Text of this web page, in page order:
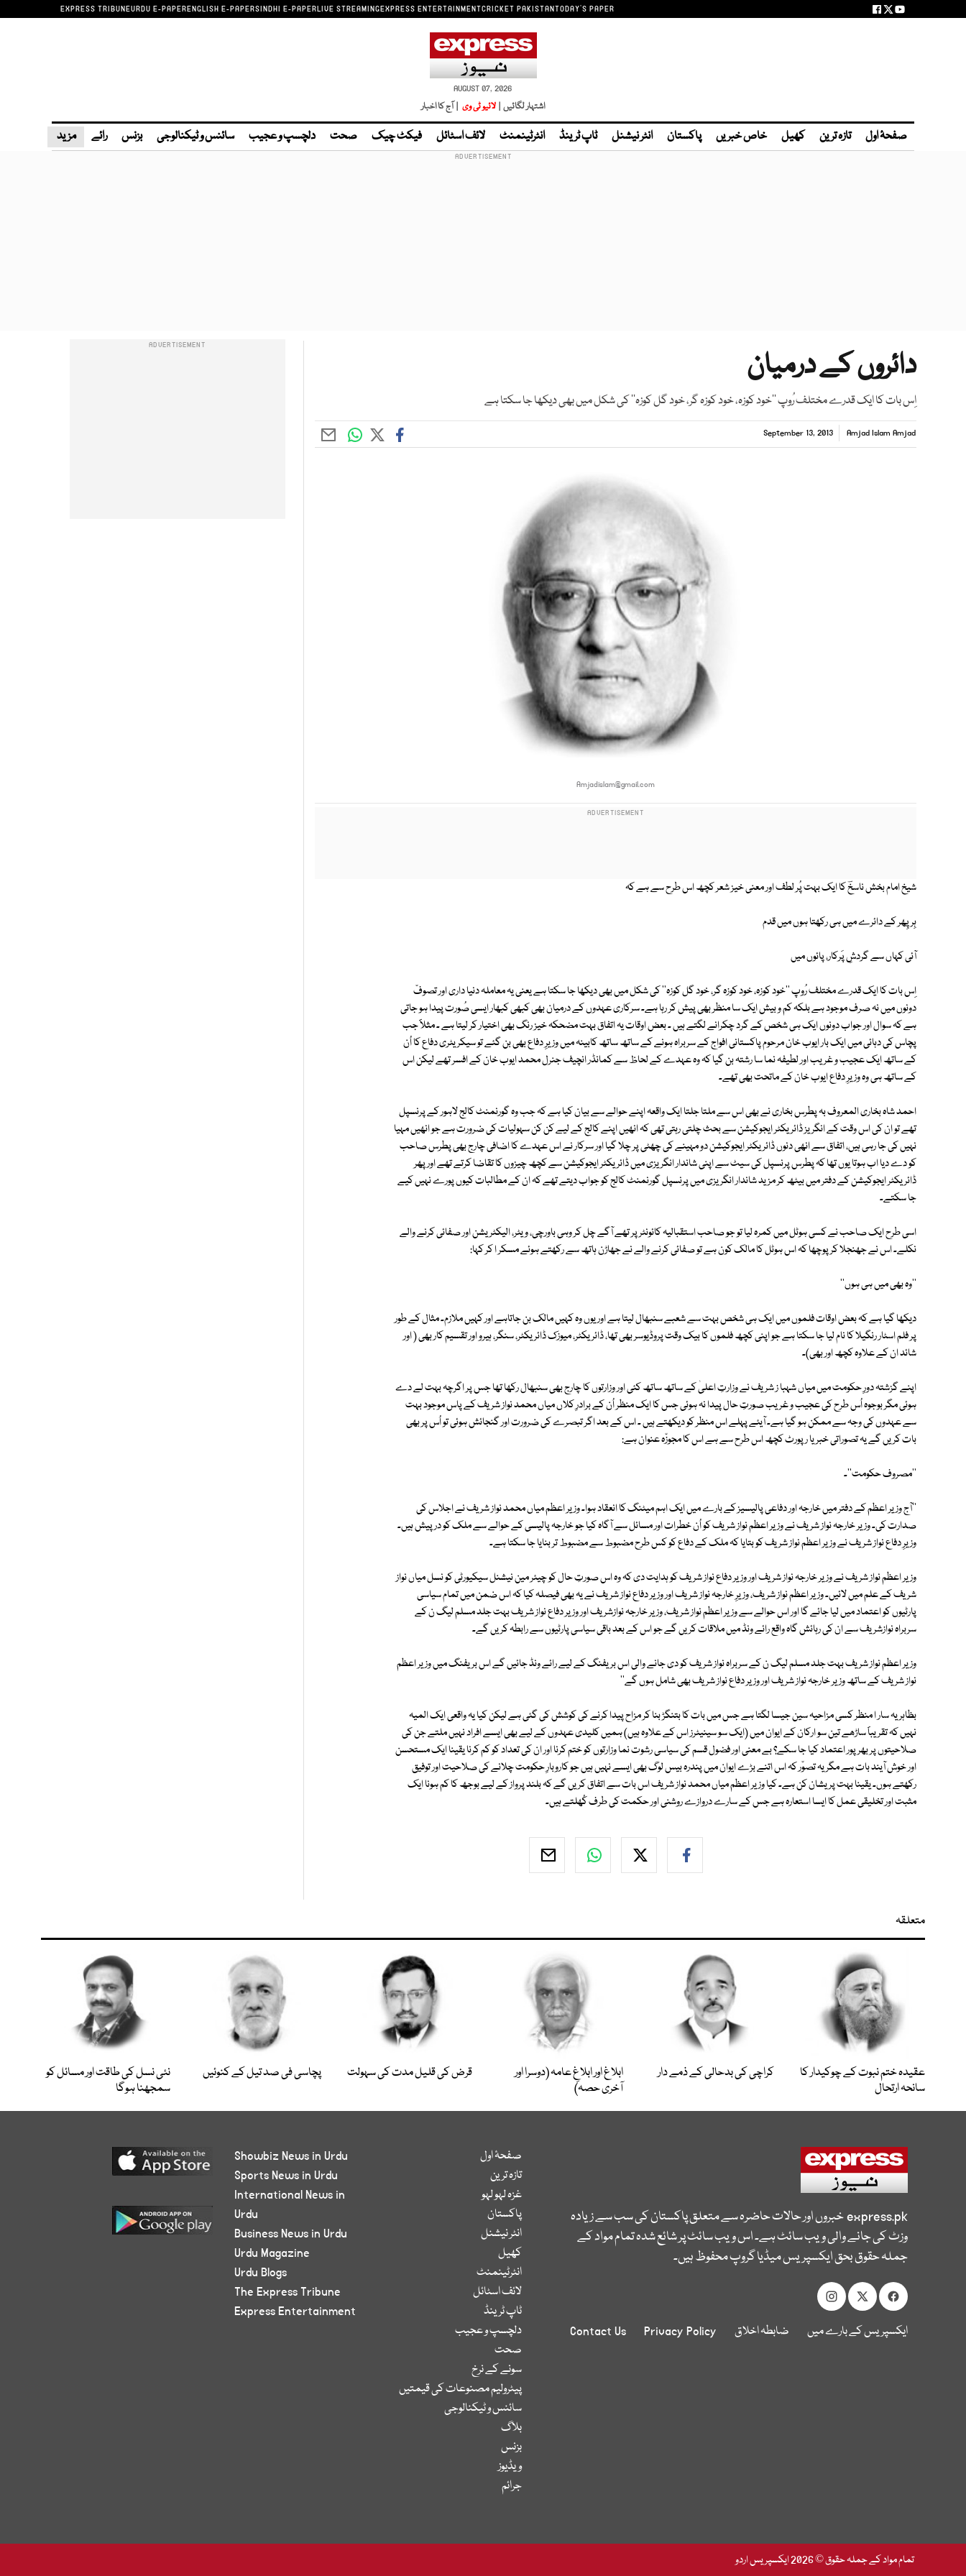
EXPRESS TRIBUNEURDU E-PAPERENGLISH E-PAPERSINDHI E-PAPERLIVE STREAMINGEXPRESS ENTERTAINMENTCRICKET PAKISTANTODAY'S PAPER
AUGUST 07, 2026
اشتہار لگائیں | لائیو ٹی وی | آج کا اخبار
صفحۂ اول تازہ ترین کھیل خاص خبریں پاکستان انٹر نیشنل ٹاپ ٹرینڈ انٹرٹینمنٹ لائف اسٹائل فیکٹ چیک صحت دلچسپ و عجیب سائنس و ٹیکنالوجی بزنس رائے مزید
دائروں کے درمیان
اِس بات کا ایک قدرے مختلف رُوپ ’’خود کوزہ، خود کوزہ گر، خود گل کوزہ‘‘ کی شکل میں بھی دیکھا جا سکتا ہے
Amjad Islam Amjad
September 13, 2013
Amjadislam@gmail.com
شیخ امام بخش ناسخؔ کا ایک بہت پُر لطف اور معنی خیز شعر کچھ اس طرح سے ہے کہ
ہِر پِھر کے دائرے میں ہی رکھتا ہوں میں قدم
آئی کہاں سے گردشِ پَرکار، پائوں میں
اِس بات کا ایک قدرے مختلف رُوپ ''خود کوزہ، خود کوزہ گر، خود گل کوزہ'' کی شکل میں بھی دیکھا جا سکتا ہے یعنی یہ معاملہ دنیا داری اور تصوفّ
دونوں میں نہ صرف موجود ہے بلکہ کم و بیش ایک سا منظر بھی پیش کر رہا ہے۔ سرکاری عہدوں کے درمیان بھی کبھی کبھار ایسی صُورت پیدا ہو جاتی
ہے کہ سوال اور جواب دونوں ایک ہی شخص کے گرد چکرانے لگتے ہیں ۔ بعض اوقات یہ اتفاق بہت مضحکہ خیز رنگ بھی اختیار کر لیتا ہے ۔ مثلاََ جب
پچاس کی دہائی میں ایک بار ایوب خان مرحوم پاکستانی افواج کے سربراہ ہونے کے ساتھ ساتھ کابینہ میں وزیرِ دفاع بھی بن گئے تو سیکریٹری دفاع کا اُن
کے ساتھ ایک عجیب و غریب اور لطیفہ نما سا رشتہ بن گیا کہ وہ عہدے کے لحاظ سے کمانڈر انچیف جنرل محمد ایوب خان کے افسر تھے لیکن اس
کے ساتھ ہی وہ وزیرِ دفاع ایوب خان کے ماتحت بھی تھے۔
احمد شاہ بخاری المعروف بہ پطرس بخاری نے بھی اس سے ملتا جلتا ایک واقعہ اپنے حوالے سے بیان کیا ہے کہ جب وہ گورنمنٹ کالج لاہور کے پرنسپل
تھے تو ان کی اس وقت کے انگریز ڈائریکٹر ایجوکیشن سے بحث چلتی رہتی تھی کہ انھیں اپنے کالج کے لیے کن کن سہولیات کی ضرورت ہے جو انھیں مہیا
نہیں کی جا رہی ہیں، اتفاق سے انھی دنوں ڈائریکٹر ایجوکیشن دو مہینے کی چھٹی پر چلا گیا اور سرکار نے اس عہدے کا اضافی چارج بھی پطرس صاحب
کو دے دیا اب ہوتا یوں تھا کہ پطرس پرنسپل کی سیٹ سے اپنی شاندار انگریزی میں ڈائریکٹر ایجوکیشن سے کچھ چیزوں کا تقاضا کرتے تھے اور پھر
ڈائریکٹر ایجوکیشن کے دفتر میں بیٹھ کر مزید شاندار انگریزی میں پرنسپل گورنمنٹ کالج کو جواب دیتے تھے کہ ان کے مطالبات کیوں پورے نہیں کیے
جا سکتے۔
اسی طرح ایک صاحب نے کسی ہوٹل میں کمرہ لیا تو جو صاحب استقبالیہ کائونٹر پر تھے آگے چل کر وہی باورچی، ویٹر، الیکٹریشن اور صفائی کرنے والے
نکلے۔ اس نے جھنجلا کر پوچھا کہ اس ہوٹل کا مالک کون ہے تو صفائی کرنے والے نے جھاڑن ہاتھ سے رکھتے ہوئے مسکر ا کر کہا:
''وہ بھی میں ہی ہوں''
دیکھا گیا ہے کہ بعض اوقات فلموں میں ایک ہی شخص بہت سے شعبے سنبھال لیتا ہے اور یوں وہ کہیں مالک بن جاتاہے اور کہیں ملازم۔ مثال کے طور
پر فلم اسٹار رنگیلا کا نام لیا جا سکتا ہے جو اپنی کچھ فلموں کا بیک وقت پروڈیوسر بھی تھا، ڈائریکٹر، میوزک ڈائریکٹر، سنگر، ہیرو اور تقسیم کار بھی ( اور
شائد ان کے علاوہ کچھ اور بھی)۔
اپنے گزشتہ دورِ حکومت میں میاں شہبا ز شریف نے وزارتِ اعلیٰ کے ساتھ ساتھ کئی اور وزارتوں کا چارج بھی سنبھال رکھا تھا جس پر اگرچہ بہت لے دے
ہوئی مگر بوجوہ اُس طرح کی عجیب و غریب صورتِ حال پیدا نہ ہوئی جس کا ایک منظر اُن کے برادرِ کلاں میاں محمد نواز شریف کے پاس موجود بہت
سے عہدوں کی وجہ سے ممکن ہو گیا ہے۔ آیئے پہلے اس منظر کو دیکھتے ہیں ۔ اس کے بعد اگر تبصرے کی ضرورت اور گنجائش ہوئی تو اُس پر بھی
بات کریں گے یہ تصوراتی خبر یا رپورٹ کچھ اس طرح سے ہے اس کا مجوزّہ عنوان ہے:
''مصروف حکومت''۔
''آج وزیر اعظم کے دفتر میں خارجہ اور دفاعی پالیسیز کے بارے میں ایک اہم میٹنگ کا انعقاد ہوا۔ وزیر اعظم میاں محمد نواز شریف نے اجلاس کی
صدارت کی۔ وزیر خارجہ نواز شریف نے وزیر اعظم نواز شریف کو اُن خطرات اور مسائل سے آگاہ کیا جو خارجہ پالیسی کے حوالے سے ملک کو درپیش ہیں۔
وزیرِ دفاع نواز شریف نے وزیر اعظم نواز شریف کو بتایا کہ ملک کے دفاع کو کس طرح مضبوط سے مضبوط تر بنایا جا سکتا ہے۔
وزیر اعظم نواز شریف نے وزیر خارجہ نواز شریف اور وزیر دفاع نواز شریف کو ہدایت دی کہ وہ اس صورتِ حال کو چیئر مین نیشنل سیکیورٹی کو نسل میاں نواز
شریف کے علم میں لائیں۔ وزیر اعظم نواز شریف، وزیرِ خارجہ نواز شریف اور وزیر دفاع نواز شریف نے یہ بھی فیصلہ کیا کہ اس ضمن میں تمام سیاسی
پارٹیوں کو اعتماد میں لیا جائے گا اور اس حوالے سے وزیر اعظم نواز شریف، وزیر خارجہ نوازشریف اور وزیر دفاع نواز شریف بہت جلد مسلم لیگ ن کے
سربراہ نوازشریف سے ان کی رہائش گاہ واقع رائے ونڈ میں ملاقات کریں گے جو اس کے بعد باقی سیاسی پارٹیوں سے رابطہ کریں گے۔
وزیر اعظم نواز شریف بہت جلد مسلم لیگ ن کے سربراہ نواز شریف کو دی جانے والی اس بریفنگ کے لیے رائے ونڈ جائیں گے اس بریفنگ میں وزیر اعظم
نواز شریف کے ساتھ وزیر خارجہ نواز شریف اور وزیر دفاع نواز شریف بھی شامل ہوں گے''
بظاہر یہ سار ا منظر کسی مزاحیہ سین جیسا لگتا ہے جس میں بات کا بتنگڑ بنا کر مزاح پیدا کرنے کی کوشش کی گئی ہے لیکن کیا یہ واقعی ایک المیہ
نہیں کہ تقریباََ ساڑھے تین سو ارکان کے ایوان میں (ایک سو سینیٹرز اس کے علاوہ ہیں) ہمیں کلیدی عہدوں کے لیے بھی ایسے افراد نہیں ملتے جن کی
صلاحیتوں پر بھر پور اعتماد کیا جا سکے؟ بے معنی اور فضول قسم کی سیاسی رشوت نما وزارتوں کو ختم کرنا اور ان کی تعداد کو کم کرنا یقینا ایک مستحسن
اور خوش آیند بات ہے مگر یہ تصوّر کہ اس اتنے بڑے ایوان میں پندرہ بیس لوگ بھی ایسے نہیں ہیں جو کاروبارِ حکومت چلانے کی صلاحیت اور توفیق
رکھتے ہوں۔ یقینا بہت پریشان کن ہے۔ کیا وزیر اعظم میاں محمد نواز شریف اس بات سے اتفاق کریں گے کہ بلند پرواز کے لیے بوجھ کا کم ہونا ایک
مثبت اور تخلیقی عمل کا ایسا استعارہ ہے جس کے سارے دروازے روشنی اور حکمت کی طرف کُھلتے ہیں۔
متعلقہ
عقیدہ ختم نبوت کے چوکیدار کا
سانحہ ارتحال
کراچی کی بدحالی کے ذمے دار
ابلاغ اور ابلاغِ عامہ (دوسرا اور
آخری حصہ)
قرض کی قلیل مدت کی سہولت پچاسی فی صد تیل کے کنوئیں
نئی نسل کی طاقت اور مسائل کو
سمجھنا ہوگا
express.pkخبروں اور حالات حاضرہ سے متعلق پاکستان کی سب سے زیادہ
وزٹ کی جانے والی ویب سائٹ ہے۔ اس ویب سائٹ پر شائع شدہ تمام مواد کے
جملہ حقوق بحق ایکسپریس میڈیا گروپ محفوظ ہیں۔
ایکسپریس کے بارے میں ضابطہ اخلاق Privacy Policy
Contact Us
صفحۂ اول
تازہ ترین
غزہ لہو لہو
پاکستان
انٹر نیشنل
کھیل
انٹرٹینمنٹ
لائف اسٹائل
ٹاپ ٹرینڈ
دلچسپ و عجیب
صحت
سونے کے نرخ
پیٹرولیم مصنوعات کی قیمتیں
سائنس و ٹیکنالوجی
بلاگ
بزنس
ویڈیوز
جرائم
Showbiz News in Urdu
Sports News in Urdu
International News in
Urdu
Business News in Urdu
Urdu Magazine
Urdu Blogs
The Express Tribune
Express Entertainment
تمام مواد کے جملہ حقوق © 2026 ایکسپریس اردو